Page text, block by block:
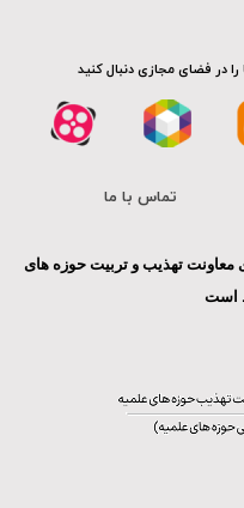
را در فضای مجازی دنبال کنید
تماس با ما
تهذیب و تربیت حوزه های
است